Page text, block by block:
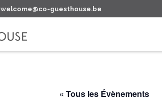
welcome@co-guesthouse.be
« Tous les Évènements